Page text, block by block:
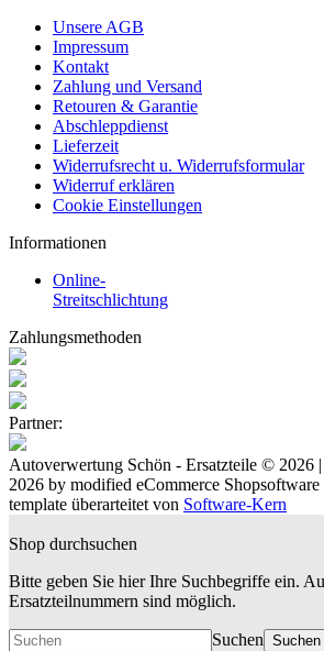
Unsere AGB
Impressum
Kontakt
Zahlung und Versand
Retouren & Garantie
Abschleppdienst
Lieferzeit
Widerrufsrecht u. Widerrufsformular
Widerruf erklären
Cookie Einstellungen
Informationen
Online-
Streitschlichtung
Zahlungsmethoden
Partner:
Autoverwertung Schön - Ersatzteile © 2026
2026 by modified eCommerce Shopsoftware
template überarteitet von Software-Kern
Shop durchsuchen
Bitte geben Sie hier Ihre Suchbegriffe ein.
Ersatzteilnummern sind möglich.
Suchen Suchen